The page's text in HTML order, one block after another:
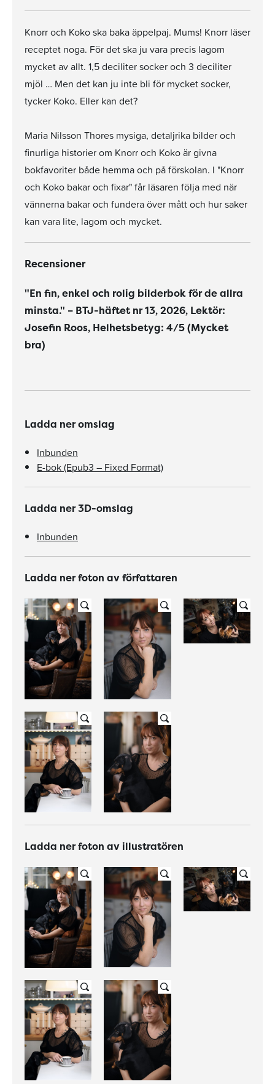
Knorr och Koko ska baka äppelpaj. Mums! Knorr läser
receptet noga. För det ska ju vara precis lagom
mycket av allt. 1,5 deciliter socker och 3 deciliter
mjöl … Men det kan ju inte bli för mycket socker,
tycker Koko. Eller kan det?
Maria Nilsson Thores mysiga, detaljrika bilder och
finurliga historier om Knorr och Koko är givna
bokfavoriter både hemma och på förskolan. I "Knorr
och Koko bakar och fixar" får läsaren följa med när
vännerna bakar och fundera över mått och hur saker
kan vara lite, lagom och mycket.
Recensioner
"En fin, enkel och rolig bilderbok för de allra
minsta." – BTJ-häftet nr 13, 2026, Lektör:
Josefin Roos, Helhetsbetyg: 4/5 (Mycket
bra)
Ladda ner omslag
Inbunden
E-bok (Epub3 – Fixed Format)
Ladda ner 3D-omslag
Inbunden
Ladda ner foton av författaren
Ladda ner foton av illustratören